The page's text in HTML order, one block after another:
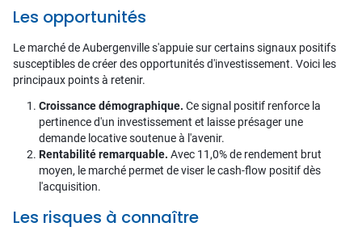
Les opportunités
Le marché de Aubergenville s'appuie sur certains signaux positifs
susceptibles de créer des opportunités d'investissement. Voici les
principaux points à retenir.
Croissance démographique. Ce signal positif renforce la
pertinence d'un investissement et laisse présager une
demande locative soutenue à l'avenir.
Rentabilité remarquable. Avec 11,0% de rendement brut
moyen, le marché permet de viser le cash-flow positif dès
l'acquisition.
Les risques à connaître